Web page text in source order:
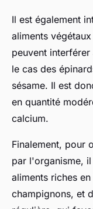
Il est également
aliments
peuvent
le cas des
sésame. Il est
en quantité
calcium.
Finalement, pour
par l'organisme,
aliments riches
champignons, et